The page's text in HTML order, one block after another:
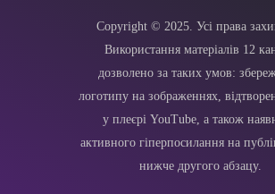
Copyright © 2025. Усі права
Використання матеріалів 12
дозволено за таких умов:
логотипу на зображеннях,
у плеєрі YouTube, а також
активного гіперпосилання на
нижче другого абзацу.